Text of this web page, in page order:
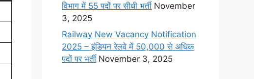
विभाग में 55 पदों पर सीधी भर्ती November
3, 2025
Railway New Vacancy Notification
2025 – इंडियन रेलवे में 50,000 से अधिक
पदों पर भर्ती November 3, 2025